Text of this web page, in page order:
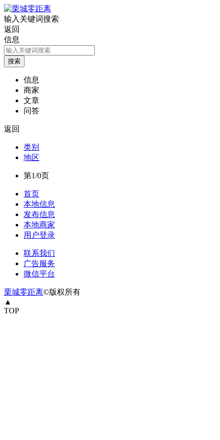
输入关键词搜索
返回
信息
信息
商家
文章
问答
返回
类别
地区
第1/0页
首页
本地信息
发布信息
本地商家
用户登录
联系我们
广告服务
微信平台
栗城零距离©版权所有
▲
TOP